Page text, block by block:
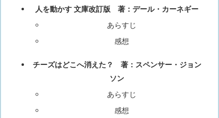
人を動かす 文庫改訂版 著：デール・カーネギー
あらすじ
感想
チーズはどこへ消えた？ 著：スペンサー・ジョン
ソン
あらすじ
感想